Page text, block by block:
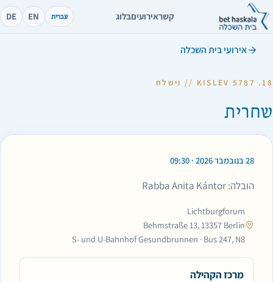
בלוגאירועיםקשר DE EN עברית
אירועי בית השכלה
18. KISLEV 5787 // וישלח
שחרית
28 בנובמבר 2026 · 09:30
הובלה: Rabba Anita Kántor
Lichtburgforum
Behmstraße 13, 13357 Berlin
S- und U-Bahnhof Gesundbrunnen · Bus 247, N8
מרכז הקהילה